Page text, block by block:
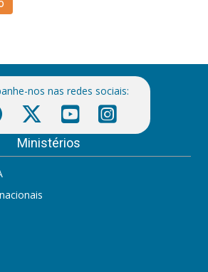
nos nas redes sociais:
Ministérios